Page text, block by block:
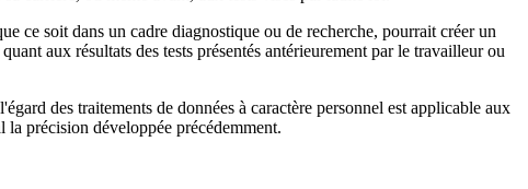
ce soit dans un cadre diagnostique ou de recherche, pourrait créer un
aux résultats des tests présentés antérieurement par le travailleur ou
des traitements de données à caractère personnel est applicable aux
précision développée précédemment.